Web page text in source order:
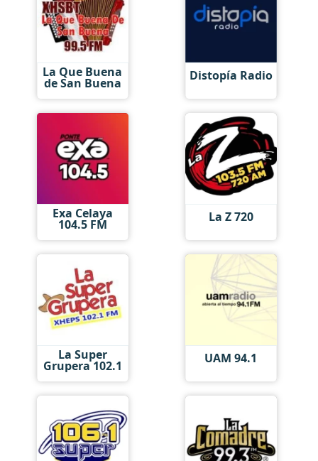
La Que Buena
de San Buena Distopía Radio
Exa Celaya
104.5 FM La Z 720
La Super
Grupera 102.1 UAM 94.1